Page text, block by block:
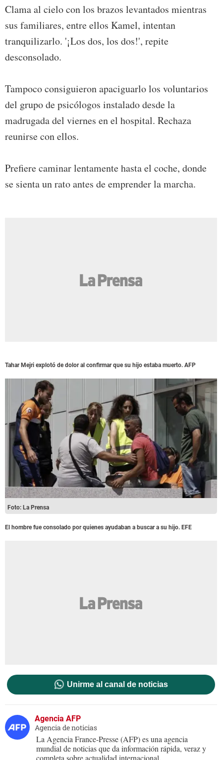
Clama al cielo con los brazos levantados mientras
sus familiares, entre ellos Kamel, intentan
tranquilizarlo. '¡Los dos, los dos!', repite
desconsolado.
Tampoco consiguieron apaciguarlo los voluntarios
del grupo de psicólogos instalado desde la
madrugada del viernes en el hospital. Rechaza
reunirse con ellos.
Prefiere caminar lentamente hasta el coche, donde
se sienta un rato antes de emprender la marcha.
Tahar Mejri explotó de dolor al confirmar que su hijo estaba muerto. AFP
Foto: La Prensa
El hombre fue consolado por quienes ayudaban a buscar a su hijo. EFE
Unirme al canal de noticias
Agencia AFP
Agencia de noticias
La Agencia France-Presse (AFP) es una agencia
mundial de noticias que da información rápida, veraz y